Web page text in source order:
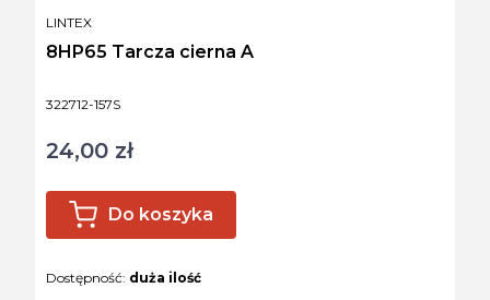
Kod produktu
322712-157S
8HP65 Tarcza cierna A
PRODUCENT
LINTEX
Cena
24,00 zł
Do koszyka
Dostępność: duża ilość